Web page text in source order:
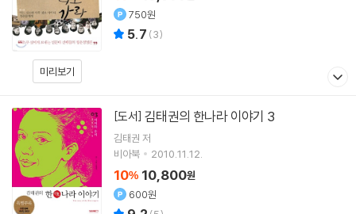
미리보기
750원
5.7 (3)
[도서] 김태권의 한나라 이야기 3
김태권 저
비아북
2010.11.12.
10% 10,800원
600원